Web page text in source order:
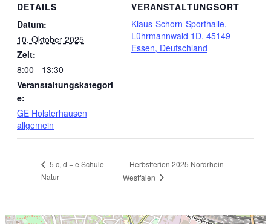
DETAILS
Datum:
10. Oktober 2025
Zeit:
8:00 - 13:30
Veranstaltungskategori
e:
GE Holsterhausen
allgemein
VERANSTALTUNGSORT
Klaus-Schorn-Sporthalle,
Lührmannwald 1D, 45149
Essen, Deutschland
5 c, d + e Schule
Natur
Herbstferien 2025 Nordrhein-
Westfalen